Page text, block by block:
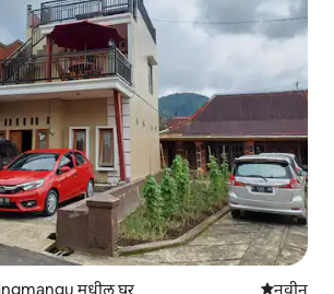
मधील घर नवीननवीन